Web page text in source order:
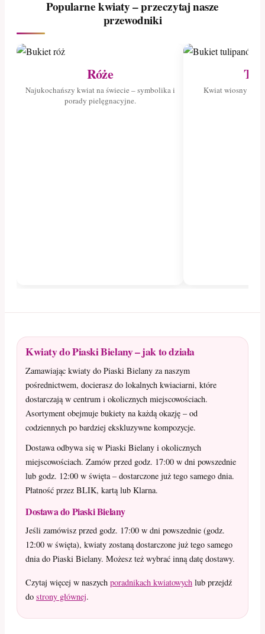
Popularne kwiaty – przeczytaj nasze
przewodniki
Róże
Najukochańszy kwiat na świecie – symbolika i
porady pielęgnacyjne.
Kwiat wiosny –
Kwiaty do Piaski Bielany – jak to działa
Zamawiając kwiaty do Piaski Bielany za naszym
pośrednictwem, docierasz do lokalnych kwiaciarni, które
dostarczają w centrum i okolicznych miejscowościach.
Asortyment obejmuje bukiety na każdą okazję – od
codziennych po bardziej ekskluzywne kompozycje.
Dostawa odbywa się w Piaski Bielany i okolicznych
miejscowościach. Zamów przed godz. 17:00 w dni powszednie
lub godz. 12:00 w święta – dostarczone już tego samego dnia.
Płatność przez BLIK, kartą lub Klarna.
Dostawa do Piaski Bielany
Jeśli zamówisz przed godz. 17:00 w dni powszednie (godz.
12:00 w święta), kwiaty zostaną dostarczone już tego samego
dnia do Piaski Bielany. Możesz też wybrać inną datę dostawy.
Czytaj więcej w naszych poradnikach kwiatowych lub przejdź
do strony głównej.